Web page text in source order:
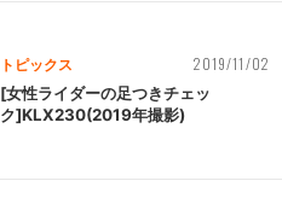
トピックス 2019/11/02
[女性ライダーの足つきチェッ
ク]KLX230(2019年撮影)